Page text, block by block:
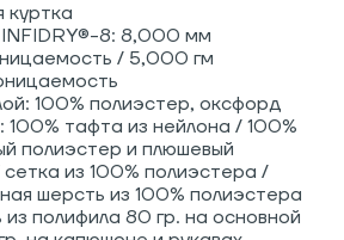
куртка
8: 8,000 мм
/ 5,000 гм
100% полиэстер, оксфорд
100% тафта из нейлона / 100%
полиэстер и плюшевый
из 100% полиэстера /
шерсть из 100% полиэстера
из полифила 80 гр. на основной